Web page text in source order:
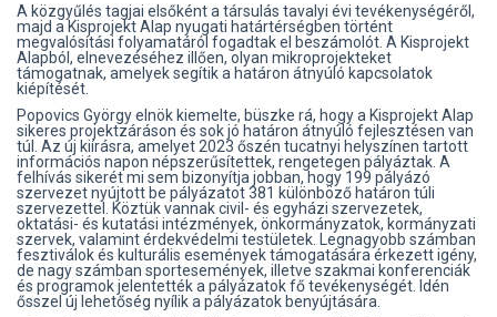
A közgyűlés tagjai elsőként a társulás tavalyi évi tevékenységéről,
majd a Kisprojekt Alap nyugati határtérségben történt
megvalósítási folyamatáról fogadtak el beszámolót. A Kisprojekt
Alapból, elnevezéséhez illően, olyan mikroprojekteket
támogatnak, amelyek segítik a határon átnyúló kapcsolatok
kiépítését.
Popovics György elnök kiemelte, büszke rá, hogy a Kisprojekt Alap
sikeres projektzáráson és sok jó határon átnyúló fejlesztésen van
túl. Az új kiírásra, amelyet 2023 őszén tucatnyi helyszínen tartott
információs napon népszerűsítettek, rengetegen pályáztak. A
felhívás sikerét mi sem bizonyítja jobban, hogy 199 pályázó
szervezet nyújtott be pályázatot 381 különböző határon túli
szervezettel. Köztük vannak civil- és egyházi szervezetek,
oktatási- és kutatási intézmények, önkormányzatok, kormányzati
szervek, valamint érdekvédelmi testületek. Legnagyobb számban
fesztiválok és kulturális események támogatására érkezett igény,
de nagy számban sportesemények, illetve szakmai konferenciák
és programok jelentették a pályázatok fő tevékenységét. Idén
ősszel új lehetőség nyílik a pályázatok benyújtására.